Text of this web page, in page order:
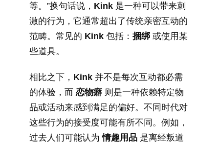
等。”换句话说， Kink 是一种可以带来刺
激的行为，它通常超出了传统亲密互动的
范畴。常见的 Kink 包括： 捆绑 或使用某
些道具。
相比之下， Kink 并不是每次互动都必需
的体验，而 恋物癖 则是一种依赖特定物
品或活动来感到满足的偏好。不同时代对
这些行为的接受度可能有所不同。例如，
过去人们可能认为情趣用品 是离经叛道